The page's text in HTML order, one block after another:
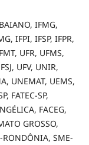
IFMG,
IFPI, IFSP, IFPR,
UFR, UFMS,
UFV, UNIR,
UNEMAT, UEMS,
FATEC-SP,
FACEG,
GROSSO,
RONDÔNIA, SME-